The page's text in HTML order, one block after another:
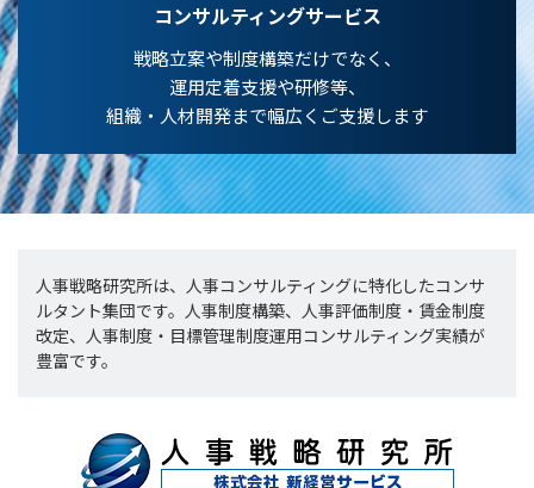
コンサルティングサービス
戦略立案や制度構築だけでなく、
運用定着支援や研修等、
組織・人材開発まで幅広くご支援します
人事戦略研究所は、人事コンサルティングに特化したコンサ
ルタント集団です。人事制度構築、人事評価制度・賃金制度
改定、人事制度・目標管理制度運用コンサルティング実績が
豊富です。